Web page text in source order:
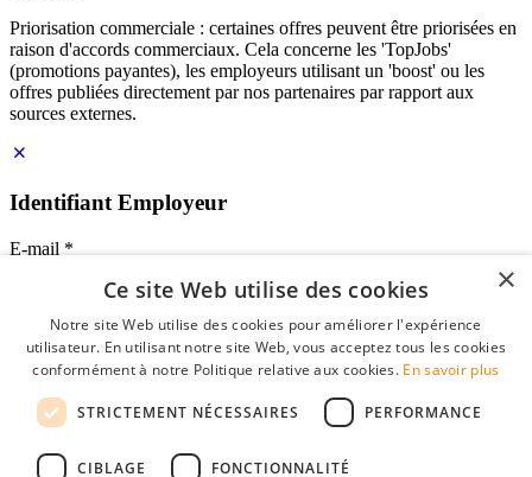
Priorisation commerciale : certaines offres peuvent être priorisées en
raison d'accords commerciaux. Cela concerne les 'TopJobs'
(promotions payantes), les employeurs utilisant un 'boost' ou les
offres publiées directement par nos partenaires par rapport aux
sources externes.
Identifiant Employeur
E-mail *
Mot de passe
se souvenir de moi
mot de passe oublié?
Profil Employeur gratuit
×
Ce site Web utilise des cookies
Notre site Web utilise des cookies pour améliorer l'expérience
utilisateur. En utilisant notre site Web, vous acceptez tous les cookies
conformément à notre Politique relative aux cookies. En savoir plus
STRICTEMENT NÉCESSAIRES PERFORMANCE
CIBLAGE FONCTIONNALITÉ